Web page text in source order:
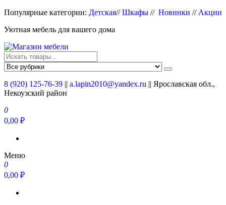
Перейти
содержимому
Популярные категории: Детская//Шкафы // Новинки // Акции
Уютная мебель для вашего дома
Магазин мебели
Мебель для вашего дома
8 (920) 125-76-39 || a.lapin2010@yandex.ru || Ярославская обл.,
Некоузский район
0
0,00 ₽
Меню
0
0,00 ₽